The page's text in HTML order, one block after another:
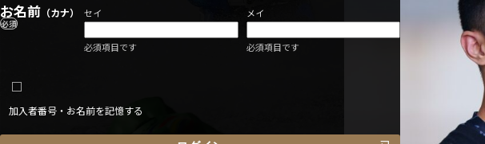
お名前 （カナ）
必須
セイ
必須項目です
メイ
必須項目です
加入者番号・お名前を記憶する